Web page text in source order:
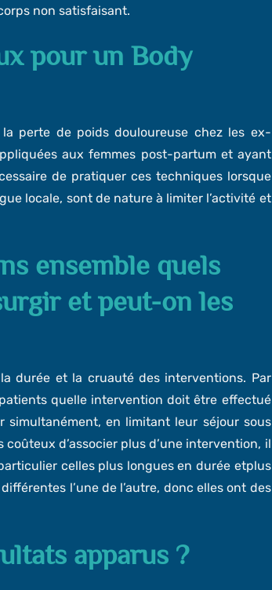
non satisfaisant.
pour un Body
perte de poids douloureuse chez les ex-
aux femmes post-partum et ayant
de pratiquer ces techniques lorsque
locale, sont de nature à limiter l’activité et
ensemble quels
et peut-on les
durée et la cruauté des interventions. Par
quelle intervention doit être effectué
simultanément, en limitant leur séjour sous
d’associer plus d’une intervention, il
celles plus longues en durée etplus
l’une de l’autre, donc elles ont des
apparus ?